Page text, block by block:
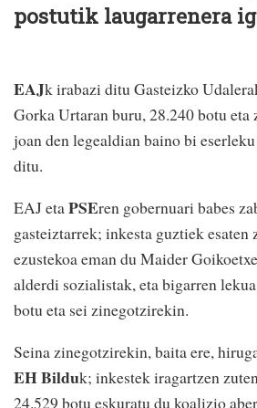
postutik laugarrenera
EAJk irabazi ditu Gasteizko
Gorka Urtaran buru, 28.240 botu
joan den legealdian baino bi
ditu.
EAJ etaPSEren gobernuari babes
gasteiztarrek; inkesta guztiek esaten
ezustekoa eman du Maider
alderdi sozialistak, eta bigarren
botu eta sei zinegotzirekin.
Seina zinegotzirekin, baita ere,
EH Bilduk; inkestek iragartzen
24.529 botu eskuratu du koalizio